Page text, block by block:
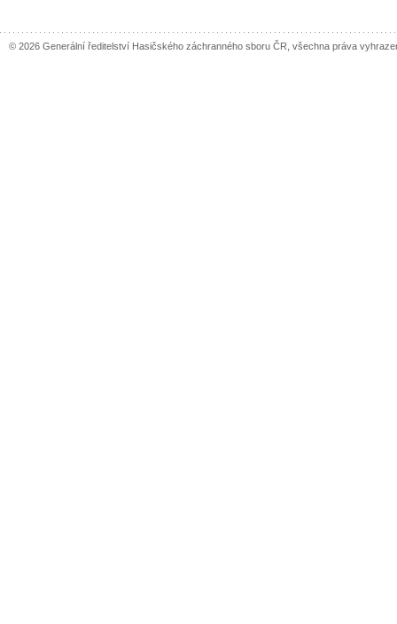
© 2026 Generální ředitelství Hasičského záchranného sboru ČR, všechna práva